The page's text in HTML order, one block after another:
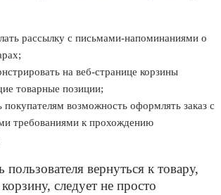
рассылку с письмами-напоминаниями о
на веб-странице корзины
товарные позиции;
покупателям возможность оформлять заказ с
требованиями к прохождению
вернуться к товару,
следует не просто